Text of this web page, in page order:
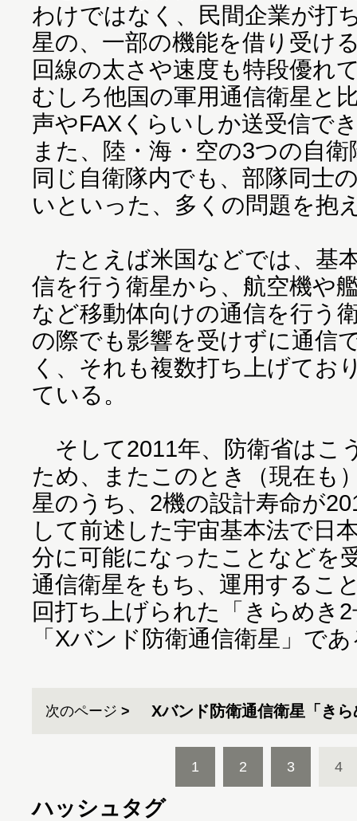
わけではなく、民間企業が打
星の、一部の機能を借り受け
回線の太さや速度も特段優れ
むしろ他国の軍用通信衛星と
声やFAXくらいしか送受信で
また、陸・海・空の3つの自
同じ自衛隊内でも、部隊同士
いといった、多くの問題を抱
たとえば米国などでは、基
信を行う衛星から、航空機や
など移動体向けの通信を行う
の際でも影響を受けずに通信
く、それも複数打ち上げてお
ている。
そして2011年、防衛省はこ
ため、またこのとき（現在も
星のうち、2機の設計寿命が
して前述した宇宙基本法で日
分に可能になったことなどを
通信衛星をもち、運用するこ
回打ち上げられた「きらめき
「Xバンド防衛通信衛星」で
次のページ Xバンド防衛通信衛星「きら
1 2 3 4
ハッシュタグ